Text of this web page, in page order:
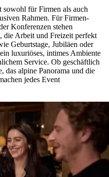
für Firmen als auch
Rahmen. Für Firmen-
Konferenzen stehen
die Arbeit und Freizeit perfekt
Geburtstage, Jubiläen oder
luxuriöses, intimes Ambiente
Service. Ob geschäftlich
das alpine Panorama und die
jedes Event